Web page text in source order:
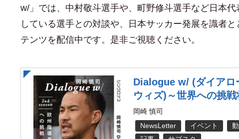
w/」では、中村敬斗選手や、町野修斗選手など日本
している選手との対談や、日本サッカー発展を識者
テンツを配信中です。是非ご視聴ください。
Dialogue w/ (ダイアロ
ウィズ)～世界への挑戦
岡崎 慎司
NewsLetter
イベント